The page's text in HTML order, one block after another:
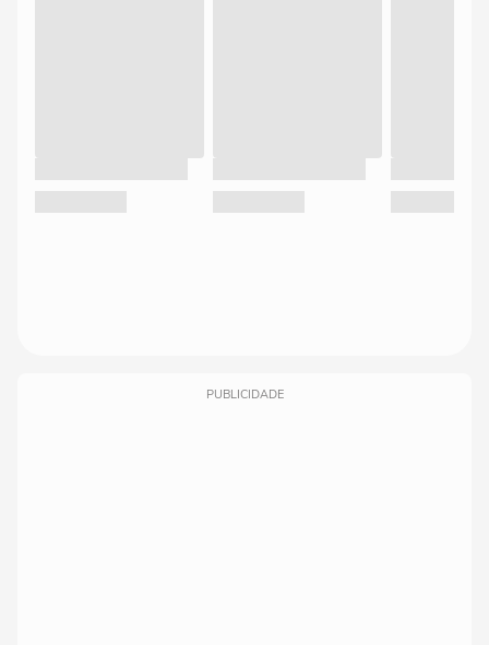
PUBLICIDADE